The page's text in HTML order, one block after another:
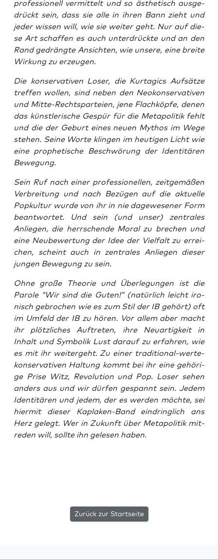
pro­fes­sio­nell ver­mit­telt und so ästhe­tisch aus­ge­
drückt sein, dass sie alle in ihren Bann zieht und
jeder wis­sen will, wie sie wei­ter geht. Nur auf die­
se Art schaf­fen es auch unter­drück­te und an den
Rand gedräng­te Ansich­ten, wie unse­re, eine brei­te
Wir­kung zu erzeugen.
Die kon­ser­va­ti­ven Loser, die Kur­ta­gics Auf­sät­ze
tref­fen wol­len, sind neben den Neo­kon­ser­va­ti­ven
und Mit­te-Rechts­par­tei­en, jene Flach­köp­fe, denen
das künst­le­ri­sche Gespür für die Meta­po­li­tik fehlt
und die der Geburt eines neu­en Mythos im Wege
ste­hen. Sei­ne Wor­te klin­gen im heu­ti­gen Licht wie
eine pro­phe­ti­sche Beschwö­rung der Iden­ti­tä­ren
Bewegung.
Sein Ruf nach einer pro­fes­sio­nel­len, zeit­ge­mä­ßen
Ver­brei­tung und nach Bezü­gen auf die aktu­el­le
Pop­kul­tur wur­de von ihr in nie dage­we­se­ner Form
beant­wor­tet. Und sein (und unser) zen­tra­les
Anlie­gen, die herr­schen­de Moral zu bre­chen und
eine Neu­be­wer­tung der Idee der Viel­falt zu errei­
chen, scheint auch in zen­tra­les Anlie­gen die­ser
jun­gen Bewe­gung zu sein.
Ohne gro­ße Theo­rie und Über­le­gun­gen ist die
Paro­le “Wir sind die Guten!” (natür­lich leicht iro­
nisch gebro­chen wie es zum Stil der IB gehört) oft
im Umfeld der IB zu hören. Vor allem aber macht
ihr plötz­li­ches Auf­tre­ten, ihre Neu­ar­tig­keit in
Inhalt und Sym­bo­lik Lust dar­auf zu erfah­ren, wie
es mit ihr wei­ter­geht. Zu einer tra­di­tio­nal-wer­te­
kon­ser­va­ti­ven Hal­tung kommt bei ihr eine gehö­ri­
ge Pri­se Witz, Revo­lu­ti­on und Pop. Loser sehen
anders aus und wir dür­fen gespannt sein. Jedem
Iden­ti­tä­ren und jedem, der es wer­den möch­te, sei
hier­mit die­ser Kapla­ken-Band ein­dring­lich ans
Herz gelegt. Wer in Zukunft über Meta­po­li­tik mit­
re­den will, soll­te ihn gele­sen haben.
Zurück zur Startseite